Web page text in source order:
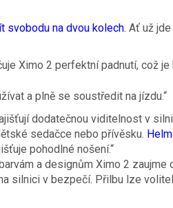
svobodu na dvou kolech. Ať už
Ximo 2 perfektní padnutí, což
a plně se soustředit na jízdu.“
dodatečnou viditelnost v
sedačce nebo přívěsku.
pohodlné nošení.“
a designům Ximo 2 zaujme
silnici v bezpečí. Přilbu lze